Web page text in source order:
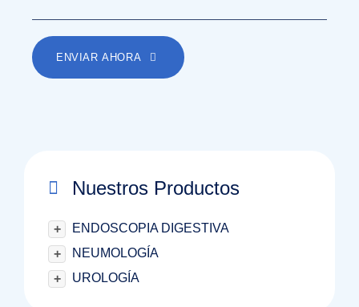
ENVIAR AHORA
Nuestros Productos
+
ENDOSCOPIA DIGESTIVA
+
NEUMOLOGÍA
+
UROLOGÍA